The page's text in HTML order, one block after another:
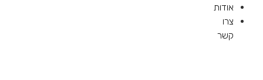
אודות
צרו
קשר